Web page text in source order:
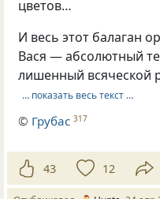
цветов…
И весь этот балаган
Вася — абсолютный
лишенный всяческой
… показать весь текст …
© Грубас 317
43 12